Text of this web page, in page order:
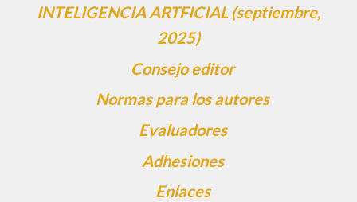
INTELIGENCIA ARTFICIAL (septiembre,
2025)
Consejo editor
Normas para los autores
Evaluadores
Adhesiones
Enlaces